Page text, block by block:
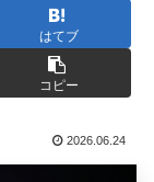
はてブ
コピー
2026.06.24